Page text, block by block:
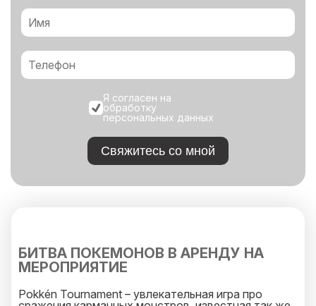
Я согласен на
обработку
персональных данных
Свяжитесь со мной
БИТВА ПОКЕМОНОВ В АРЕНДУ НА
МЕРОПРИЯТИЕ
Pokkén Tournament – увлекательная игра про